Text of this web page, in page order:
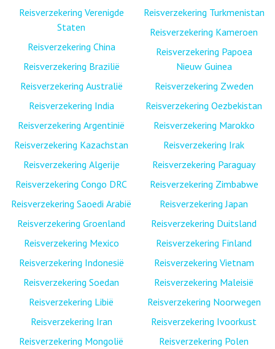
Reisverzekering Verenigde
Staten
Reisverzekering China
Reisverzekering Brazilië
Reisverzekering Australië
Reisverzekering India
Reisverzekering Argentinië
Reisverzekering Kazachstan
Reisverzekering Algerije
Reisverzekering Congo DRC
Reisverzekering Saoedi Arabië
Reisverzekering Groenland
Reisverzekering Mexico
Reisverzekering Indonesië
Reisverzekering Soedan
Reisverzekering Libië
Reisverzekering Iran
Reisverzekering Mongolië
Reisverzekering Turkmenistan
Reisverzekering Kameroen
Reisverzekering Papoea
Nieuw Guinea
Reisverzekering Zweden
Reisverzekering Oezbekistan
Reisverzekering Marokko
Reisverzekering Irak
Reisverzekering Paraguay
Reisverzekering Zimbabwe
Reisverzekering Japan
Reisverzekering Duitsland
Reisverzekering Finland
Reisverzekering Vietnam
Reisverzekering Maleisië
Reisverzekering Noorwegen
Reisverzekering Ivoorkust
Reisverzekering Polen